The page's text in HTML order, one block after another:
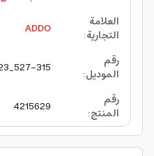
العلامة
التجارية:
ADDO
رقم
الموديل:
527-315_13123_B
رقم
المنتج:
4215629